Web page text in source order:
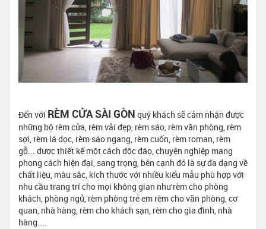
Đến với RÈM CỬA SÀI GÒN quý khách sẽ cảm nhận được
những bộ rèm cửa, rèm vải đẹp, rèm sáo, rèm văn phòng, rèm
sợi, rèm lá dọc, rèm sáo ngang, rèm cuốn, rèm roman, rèm
gỗ... được thiết kế một cách độc đáo, chuyên nghiệp mang
phong cách hiện đại, sang trọng, bên cạnh đó là sự đa dạng về
chất liệu, màu sắc, kích thước với nhiều kiểu mẫu phù hợp với
nhu cầu trang trí cho mọi không gian như rèm cho phòng
khách, phòng ngủ, rèm phòng trẻ em rèm cho văn phòng, cơ
quan, nhà hàng, rèm cho khách sạn, rèm cho gia đình, nhà
hàng....